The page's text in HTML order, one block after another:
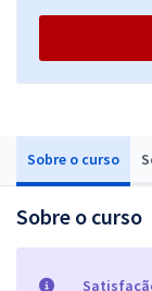
Sobre o curso
Sobre o curso